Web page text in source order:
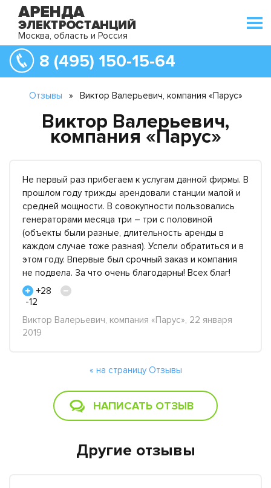
Москва, область и Россия
8 (495) 150-15-64
Отзывы » Виктор Валерьевич, компания «Парус»
Виктор Валерьевич,
компания «Парус»
Не первый раз прибегаем к услугам данной фирмы. В
прошлом году трижды арендовали станции малой и
средней мощности. В совокупности пользовались
генераторами месяца три – три с половиной
(объекты были разные, длительность аренды в
каждом случае тоже разная). Успели обратиться и в
этом году. Впервые был срочный заказ и компания
не подвела. За что очень благодарны! Всех благ!
+28
-12
Виктор Валерьевич, компания «Парус», 22 января
2019
« на страницу Отзывы
НАПИСАТЬ ОТЗЫВ
Другие отзывы